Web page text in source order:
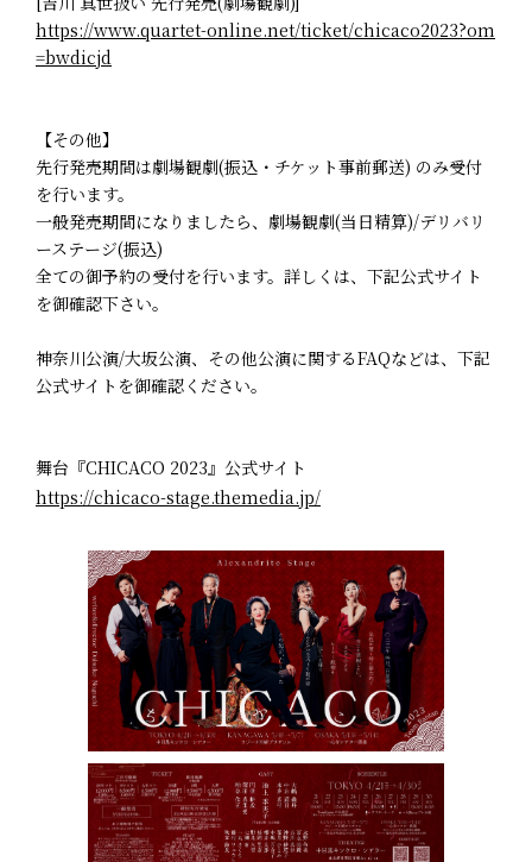
https://www.quartet-online.net/ticket/chicaco2023?om
=bwdicjd
【その他】
先行発売期間は劇場観劇(振込・チケット事前郵送) のみ受付
を行います。
一般発売期間になりましたら、劇場観劇(当日精算)/デリバリ
ーステージ(振込)
全ての御予約の受付を行います。詳しくは、下記公式サイト
を御確認下さい。
神奈川公演/大坂公演、その他公演に関するFAQなどは、下記
公式サイトを御確認ください。
舞台『CHICACO 2023』公式サイト
https://chicaco-stage.themedia.jp/